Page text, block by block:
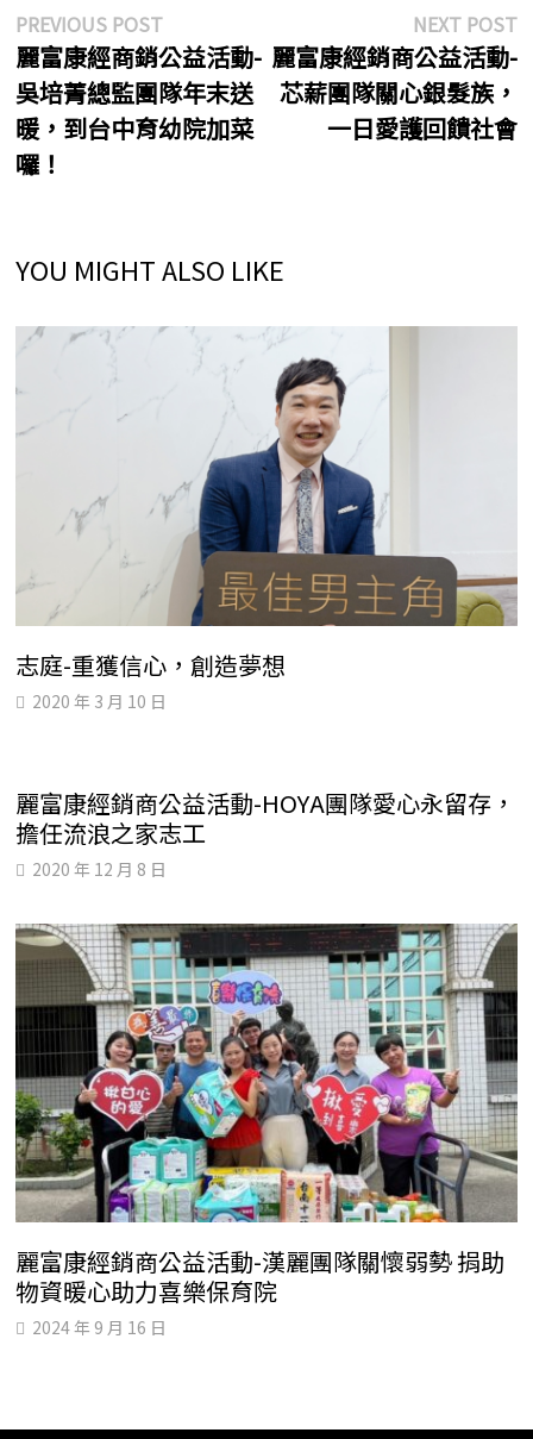
文
章
導
覽
PREVIOUS POSTPrevious
post:
麗富康經商銷公益活動-
吳培菁總監團隊年末送
暖，到台中育幼院加菜
囉！
NEXT POST
麗富康經銷商公益活動-
芯薪團隊關心銀髮族，
一日愛護回饋社會
YOU MIGHT ALSO LIKE
志庭-重獲信心，創造夢想
2020 年 3 月 10 日
麗富康經銷商公益活動-HOYA團隊愛心永留存，
擔任流浪之家志工
2020 年 12 月 8 日
麗富康經銷商公益活動-漢麗團隊關懷弱勢 捐助
物資暖心助力喜樂保育院
2024 年 9 月 16 日